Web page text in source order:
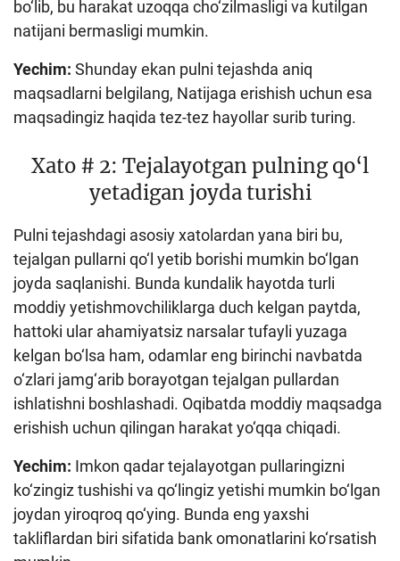
bo‘lib, bu harakat uzoqqa cho‘zilmasligi va kutilgan
natijani bermasligi mumkin.
Yechim: Shunday ekan pulni tejashda aniq
maqsadlarni belgilang, Natijaga erishish uchun esa
maqsadingiz haqida tez-tez hayollar surib turing.
Xato # 2: Tejalayotgan pulning qo‘l
yetadigan joyda turishi
Pulni tejashdagi asosiy xatolardan yana biri bu,
tejalgan pullarni qo‘l yetib borishi mumkin bo‘lgan
joyda saqlanishi. Bunda kundalik hayotda turli
moddiy yetishmovchiliklarga duch kelgan paytda,
hattoki ular ahamiyatsiz narsalar tufayli yuzaga
kelgan bo‘lsa ham, odamlar eng birinchi navbatda
o‘zlari jamg‘arib borayotgan tejalgan pullardan
ishlatishni boshlashadi. Oqibatda moddiy maqsadga
erishish uchun qilingan harakat yo‘qqa chiqadi.
Yechim: Imkon qadar tejalayotgan pullaringizni
ko‘zingiz tushishi va qo‘lingiz yetishi mumkin bo‘lgan
joydan yiroqroq qo‘ying. Bunda eng yaxshi
takliflardan biri sifatida bank omonatlarini ko‘rsatish